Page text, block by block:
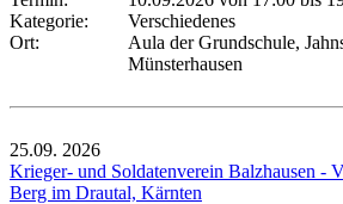
Kategorie:
Verschiedenes
Ort:
Aula der Grundschule,
Münsterhausen
25.09. 2026
Krieger- und Soldatenverein Balzhausen -
Berg im Drautal, Kärnten